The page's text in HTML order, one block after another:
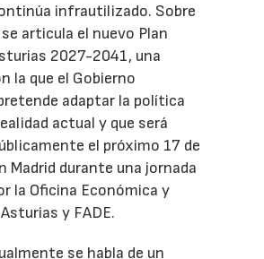
infrautilizado. Sobre
articula el nuevo Plan
2027-2041, una
la que el Gobierno
adaptar la política
actual y que será
el próximo 17 de
Madrid durante una jornada
la Oficina Económica y
y FADE.
se habla de un